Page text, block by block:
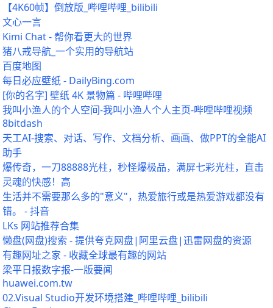
【4K60帧】倒放版_哔哩哔哩_bilibili
文心一言
Kimi Chat - 帮你看更大的世界
猪八戒导航_一个实用的导航站
百度地图
每日必应壁纸 - DailyBing.com
[你的名字] 壁纸 4K 景物篇 - 哔哩哔哩
我叫小渔人的个人空间-我叫小渔人个人主页-哔哩哔哩视频
8bitdash
天工AI-搜索、对话、写作、文档分析、画画、做PPT的全能AI
助手
爆传奇，一刀88888光柱，秒怪爆极品，满屏七彩光柱，直击
灵魂的快感！高
生活并不需要那么多的"意义"，热爱旅行或是热爱游戏都没有
错。 - 抖音
LKs 网站推荐合集
懒盘(网盘)搜索 - 提供夸克网盘|阿里云盘|迅雷网盘的资源
有趣网址之家 - 收藏全球最有趣的网站
梁平日报数字报-一版要闻
huawei.com.tw
02.Visual Studio开发环境搭建_哔哩哔哩_bilibili